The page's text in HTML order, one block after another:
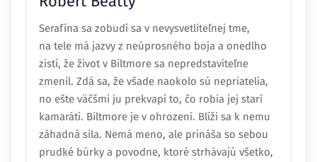
Serafína sa zobudí sa v nevysvetliteľnej tme,
na tele má jazvy z neúprosného boja a onedlho
zistí, že život v Biltmore sa nepredstaviteľne
zmenil. Zdá sa, že všade naokolo sú nepriatelia,
no ešte väčšmi ju prekvapí to, čo robia jej starí
kamaráti. Biltmore je v ohrození. Blíži sa k nemu
záhadná sila. Nemá meno, ale prináša so sebou
prudké búrky a povodne, ktoré strhávajú všetko,